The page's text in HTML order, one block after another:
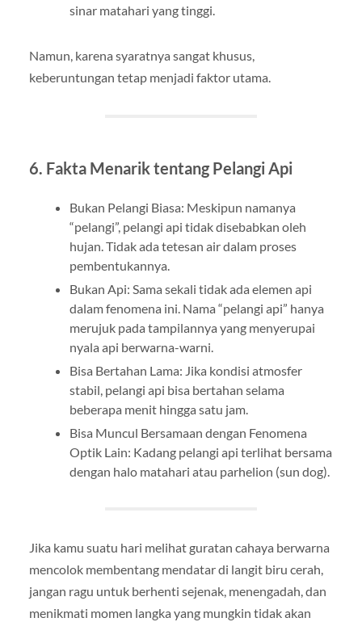
sinar matahari yang tinggi.
Namun, karena syaratnya sangat khusus,
keberuntungan tetap menjadi faktor utama.
6. Fakta Menarik tentang Pelangi Api
Bukan Pelangi Biasa: Meskipun namanya
“pelangi”, pelangi api tidak disebabkan oleh
hujan. Tidak ada tetesan air dalam proses
pembentukannya.
Bukan Api: Sama sekali tidak ada elemen api
dalam fenomena ini. Nama “pelangi api” hanya
merujuk pada tampilannya yang menyerupai
nyala api berwarna-warni.
Bisa Bertahan Lama: Jika kondisi atmosfer
stabil, pelangi api bisa bertahan selama
beberapa menit hingga satu jam.
Bisa Muncul Bersamaan dengan Fenomena
Optik Lain: Kadang pelangi api terlihat bersama
dengan halo matahari atau parhelion (sun dog).
Jika kamu suatu hari melihat guratan cahaya berwarna
mencolok membentang mendatar di langit biru cerah,
jangan ragu untuk berhenti sejenak, menengadah, dan
menikmati momen langka yang mungkin tidak akan